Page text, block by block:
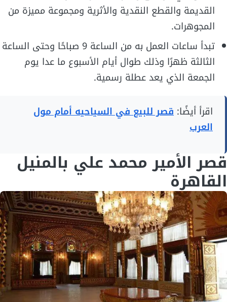
القديمة والقطع النقدية والأثرية ومجموعة مميزة من
المجوهرات.
تبدأ ساعات العمل به من الساعة 9 صباحًا وحتى الساعة
الثالثة ظهرًا وذلك طوال أيام الأسبوع ما عدا يوم
الجمعة الذي يعد عطلة رسمية.
اقرأ أيضًا: قصر للبيع في السياحيه أمام مول
العرب
قصر الأمير محمد علي بالمنيل
القاهرة